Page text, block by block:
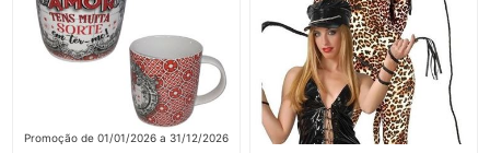
Promoção de 01/01/2026 a 31/12/2026